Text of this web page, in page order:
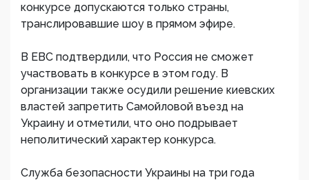
конкурсе допускаются только страны,
транслировавшие шоу в прямом эфире.
В ЕВС подтвердили, что Россия не сможет
участвовать в конкурсе в этом году. В
организации также осудили решение киевских
властей запретить Самойловой въезд на
Украину и отметили, что оно подрывает
неполитический характер конкурса.
Служба безопасности Украины на три года